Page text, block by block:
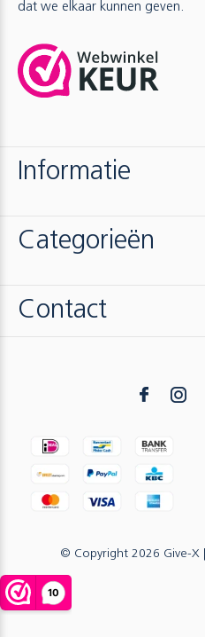
dat we elkaar kunnen geven.
Informatie
Categorieën
Contact
© Copyright 2026 Give-X